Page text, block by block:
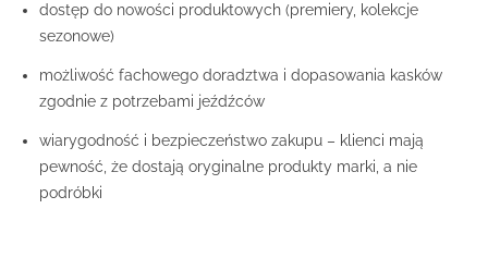
dostęp do nowości produktowych (premiery, kolekcje
sezonowe)
możliwość fachowego doradztwa i dopasowania kasków
zgodnie z potrzebami jeźdźców
wiarygodność i bezpieczeństwo zakupu – klienci mają
pewność, że dostają oryginalne produkty marki, a nie
podróbki